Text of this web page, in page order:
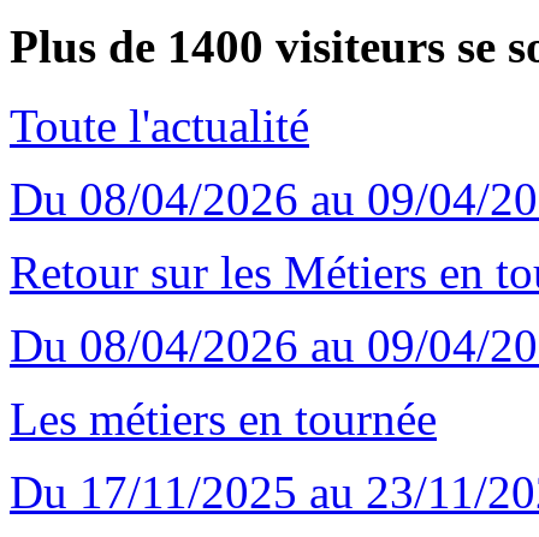
Plus de 1400 visiteurs se
Toute l'actualité
Du 08/04/2026 au 09/04/
Retour sur les Métiers en
Du 08/04/2026 au 09/04/
Les métiers en tournée
Du 17/11/2025 au 23/11/